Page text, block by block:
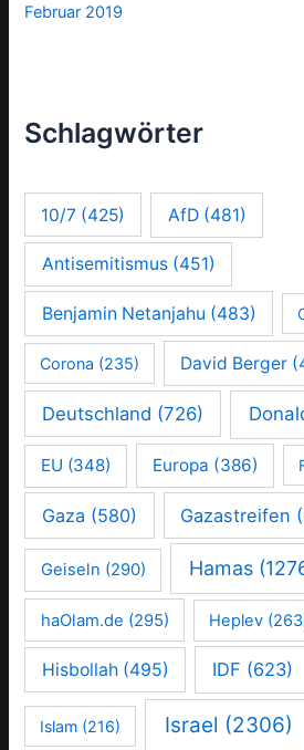
Februar 2019
Schlagwörter
10/7 (425) AfD(481)
Antisemitismus(451)
Benjamin Netanjahu (483)
Corona (235) David Berger
Deutschland (726)
EU (348) Europa (386)
Gaza (580) Gazastreifen
Geiseln (290) Hamas
haOlam.de (295) Heplev
Hisbollah(495) IDF (623)
Islam (216) Israel (2306)